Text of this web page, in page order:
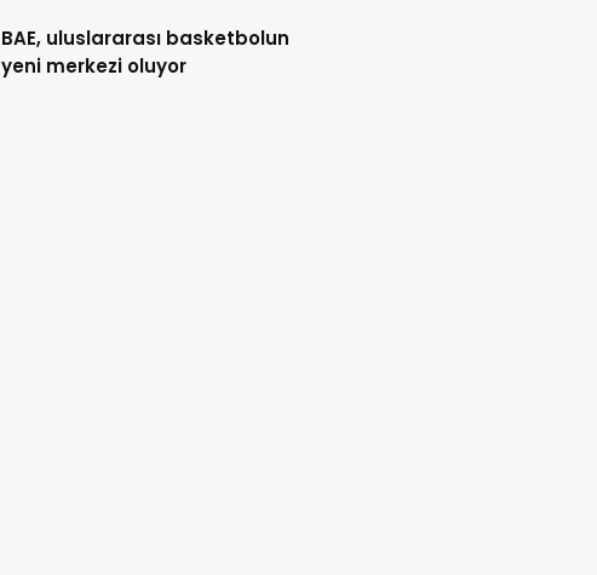
BAE, uluslararası basketbolun
yeni merkezi oluyor